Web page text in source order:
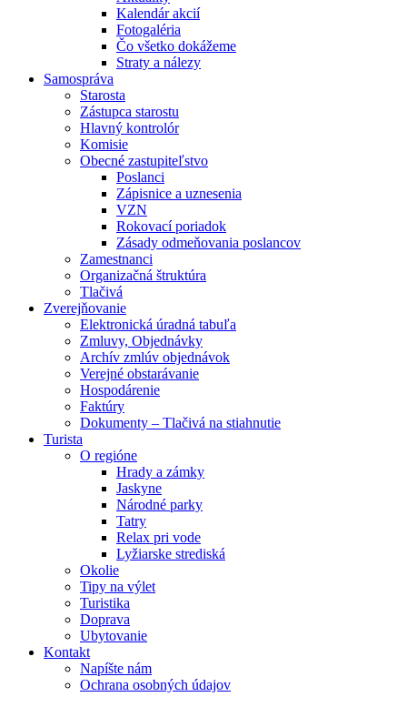
Kalendár akcií
Fotogaléria
Čo všetko dokážeme
Straty a nálezy
Samospráva
Starosta
Zástupca starostu
Hlavný kontrolór
Komisie
Obecné zastupiteľstvo
Poslanci
Zápisnice a uznesenia
VZN
Rokovací poriadok
Zásady odmeňovania poslancov
Zamestnanci
Organizačná štruktúra
Tlačivá
Zverejňovanie
Elektronická úradná tabuľa
Zmluvy, Objednávky
Archív zmlúv objednávok
Verejné obstarávanie
Hospodárenie
Faktúry
Dokumenty – Tlačivá na stiahnutie
Turista
O regióne
Hrady a zámky
Jaskyne
Národné parky
Tatry
Relax pri vode
Lyžiarske strediská
Okolie
Tipy na výlet
Turistika
Doprava
Ubytovanie
Kontakt
Napíšte nám
Ochrana osobných údajov